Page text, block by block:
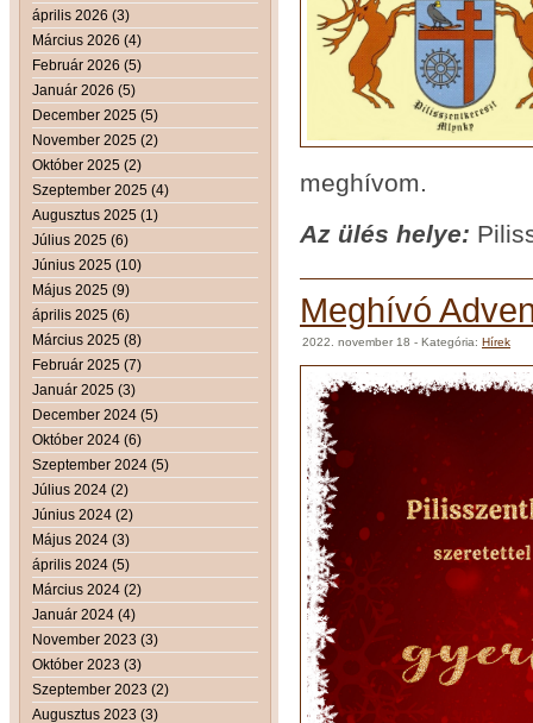
április 2026 (3)
Március 2026 (4)
Február 2026 (5)
Január 2026 (5)
December 2025 (5)
November 2025 (2)
Október 2025 (2)
Szeptember 2025 (4)
Augusztus 2025 (1)
Július 2025 (6)
Június 2025 (10)
Május 2025 (9)
április 2025 (6)
Március 2025 (8)
Február 2025 (7)
Január 2025 (3)
December 2024 (5)
Október 2024 (6)
Szeptember 2024 (5)
Július 2024 (2)
Június 2024 (2)
Május 2024 (3)
április 2024 (5)
Március 2024 (2)
Január 2024 (4)
November 2023 (3)
Október 2023 (3)
Szeptember 2023 (2)
Augusztus 2023 (3)
meghívom.
Az ülés helye:
Meghívó
2022. november 18 - Kategória: Hírek